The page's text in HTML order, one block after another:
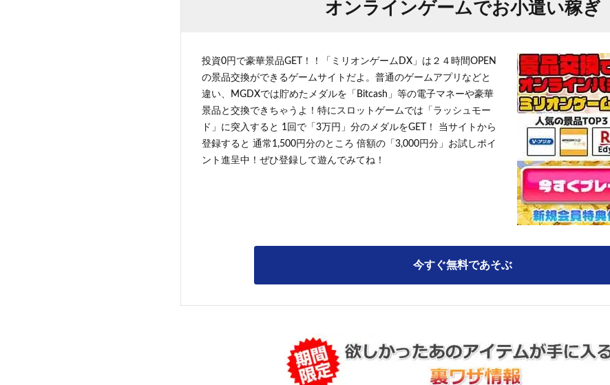
オンラインゲームでお小遣い稼ぎ
投資0円で豪華景品GET！！「ミリオンゲームDX」は２４時間OPEN
の景品交換ができるゲームサイトだよ。普通のゲームアプリなどと
違い、MGDXでは貯めたメダルを「Bitcash」等の電子マネーや豪華
景品と交換できちゃうよ！特にスロットゲームでは「ラッシュモー
ド」に突入すると 1回で「3万円」分のメダルをGET！ 当サイトから
登録すると 通常1,500円分のところ 倍額の「3,000円分」お試しポイ
ント進呈中！ぜひ登録して遊んでみてね！
今すぐ無料であそぶ